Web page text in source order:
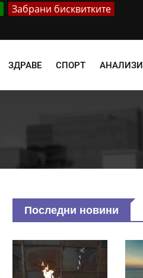
Забрани бисквитките
ЗДРАВЕ СПОРТ АНАЛИЗИ
Последни новини